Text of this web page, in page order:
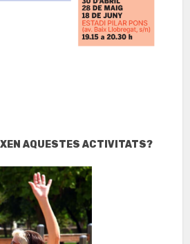
AQUESTES ACTIVITATS?